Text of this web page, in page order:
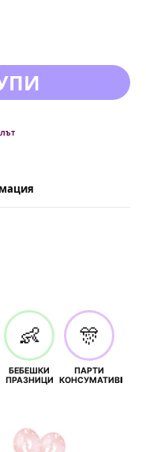
👶
БЕБЕШКИ
ПРАЗНИЦИ
🎊
ПАРТИ
КОНСУМАТИВИ